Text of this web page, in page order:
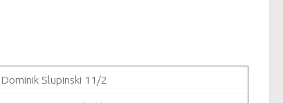
Dominik Slupinski 11/2